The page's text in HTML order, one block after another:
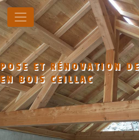
Panneau de gestion des cookies
POSE ET RÉNOVATION
EN BOIS CEILLAC